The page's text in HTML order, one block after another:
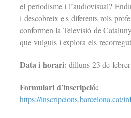
el periodisme i l’audiovisual?
i descobreix els diferents rols
conformen la Televisió de
que vulguis i explora els
Data i horari: dilluns 23 de
Formulari d’inscripció:
https://inscripcions.barcelona.cat/